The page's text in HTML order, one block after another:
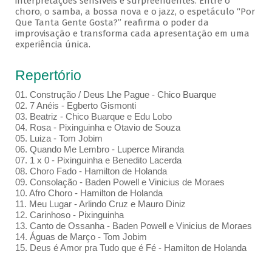
choro, o samba, a bossa nova e o jazz, o espetáculo “Por
Que Tanta Gente Gosta?” reafirma o poder da
improvisação e transforma cada apresentação em uma
experiência única.
Repertório
01. Construção / Deus Lhe Pague - Chico Buarque
02. 7 Anéis - Egberto Gismonti
03. Beatriz - Chico Buarque e Edu Lobo
04. Rosa - Pixinguinha e Otavio de Souza
05. Luiza - Tom Jobim
06. Quando Me Lembro - Luperce Miranda
07. 1 x 0 - Pixinguinha e Benedito Lacerda
08. Choro Fado - Hamilton de Holanda
09. Consolação - Baden Powell e Vinicius de Moraes
10. Afro Choro - Hamilton de Holanda
11. Meu Lugar - Arlindo Cruz e Mauro Diniz
12. Carinhoso - Pixinguinha
13. Canto de Ossanha - Baden Powell e Vinicius de Moraes
14. Águas de Março - Tom Jobim
15. Deus é Amor pra Tudo que é Fé - Hamilton de Holanda